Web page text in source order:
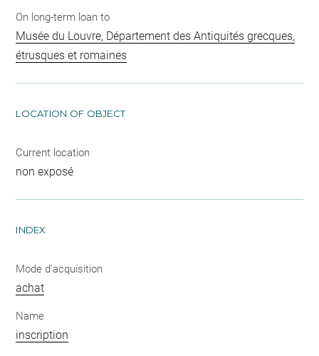
On long-term loan to
Musée du Louvre, Département des Antiquités grecques,
étrusques et romaines
LOCATION OF OBJECT
Current location
non exposé
INDEX
Mode d'acquisition
achat
Name
inscription